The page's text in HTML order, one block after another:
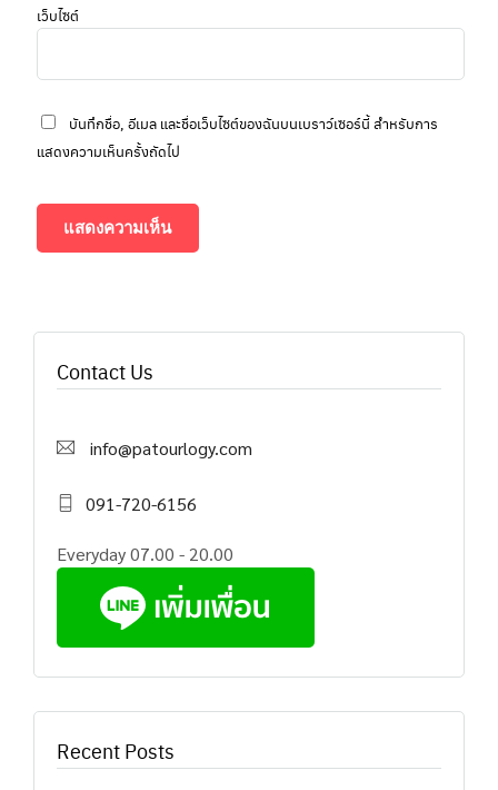
เว็บไซต์
บันทึกชื่อ, อีเมล และชื่อเว็บไซต์ของฉันบนเบราว์เซอร์นี้ สำหรับการ
แสดงความเห็นครั้งถัดไป
Contact Us
info@patourlogy.com
091-720-6156
Everyday 07.00 - 20.00
Recent Posts